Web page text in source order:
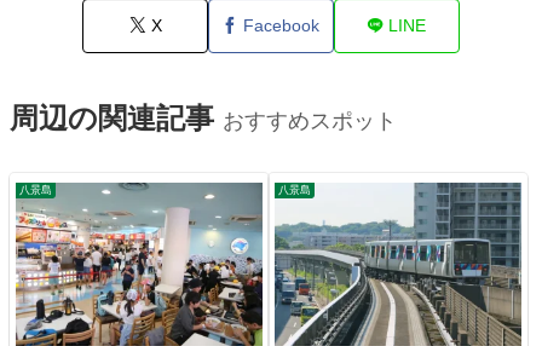
X Facebook LINE
周辺の関連記事 おすすめスポット
八景島 八景島